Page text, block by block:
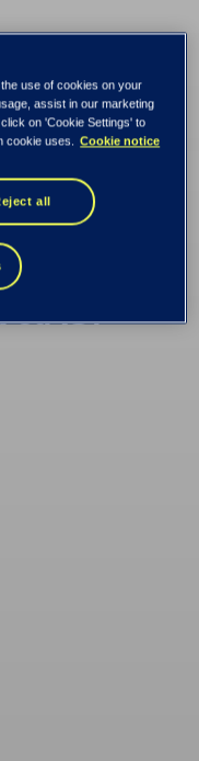
Aker
use of cookies on your
assist in our marketing
on 'Cookie Settings' to
cookie uses. Cookie notice
all